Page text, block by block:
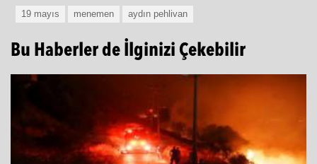
19 mayıs menemen aydın pehlivan
Bu Haberler de İlginizi Çekebilir